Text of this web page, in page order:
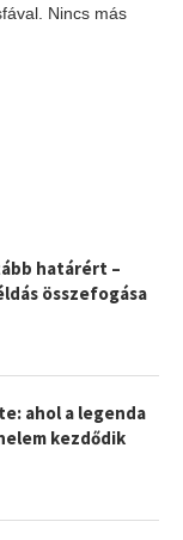
Nincs más
határért –
összefogása
ahol a legenda
kezdődik